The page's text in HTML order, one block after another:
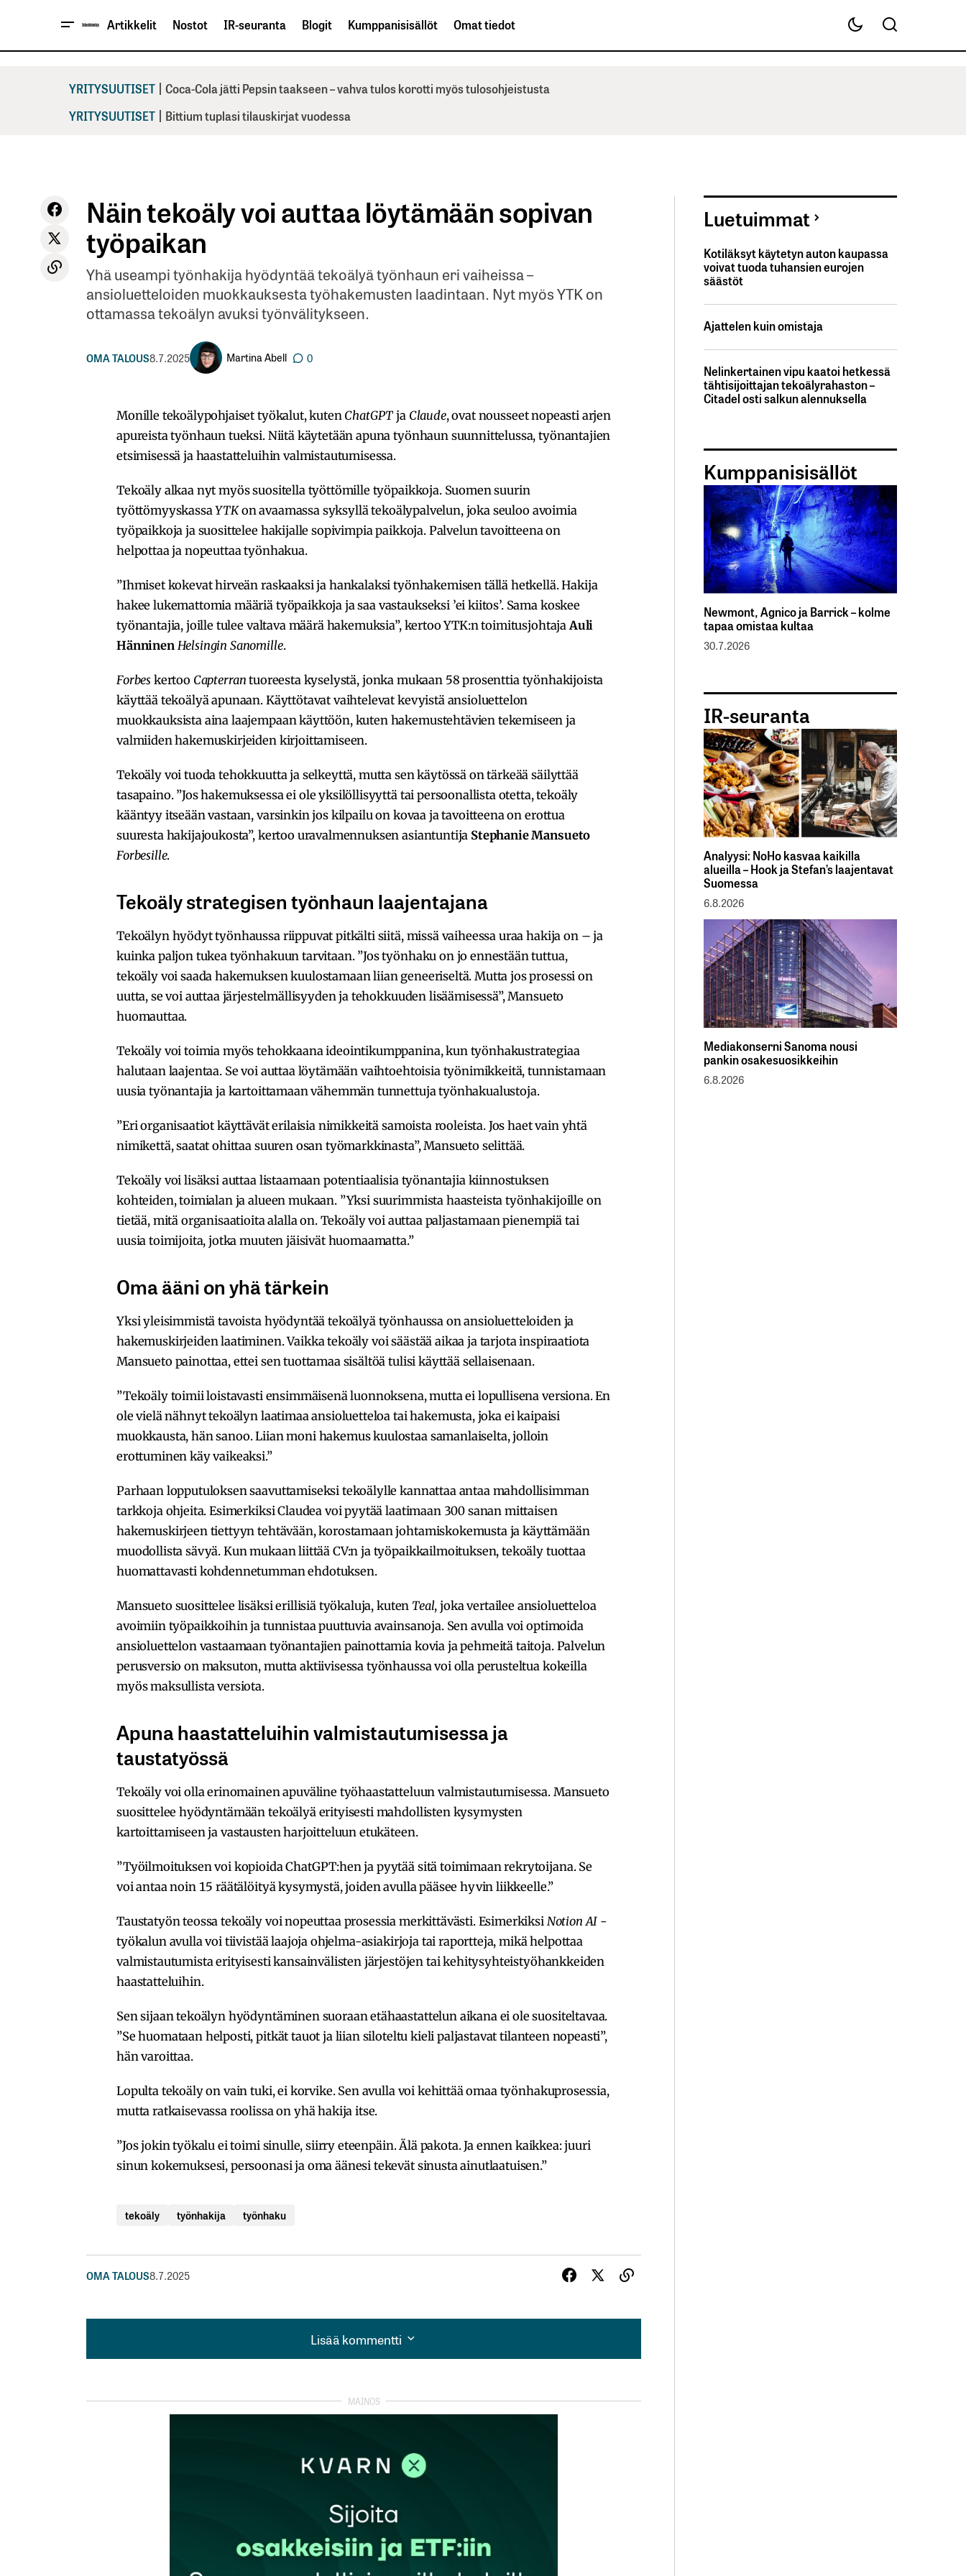
Artikkelit Nostot IR-seuranta Blogit Kumppanisisällöt Omat tiedot
YRITYSUUTISET | Coca-Cola jätti Pepsin taakseen – vahva tulos korotti myös tulosohjeistusta
YRITYSUUTISET | Bittium tuplasi tilauskirjat vuodessa
Näin tekoäly voi auttaa löytämään sopivan
työpaikan
Yhä useampi työnhakija hyödyntää tekoälyä työnhaun eri vaiheissa –
ansioluetteloiden muokkauksesta työhakemusten laadintaan. Nyt myös YTK on
ottamassa tekoälyn avuksi työnvälitykseen.
OMA TALOUS8.7.2025 Martina Abell 0
Monille tekoälypohjaiset työkalut, kuten ChatGPT ja Claude, ovat nousseet nopeasti arjen
apureista työnhaun tueksi. Niitä käytetään apuna työnhaun suunnittelussa, työnantajien
etsimisessä ja haastatteluihin valmistautumisessa.
Tekoäly alkaa nyt myös suositella työttömille työ­paikkoja. Suomen suurin
työttömyyskassaYTKon avaamassa syksyllä tekoälypalvelun, joka seuloo avoimia
työpaikkoja ja suosittelee hakijalle sopivimpia paikkoja. Palvelun tavoitteena on
helpottaa ja nopeuttaa työnhakua.
”Ihmiset kokevat hirveän raskaaksi ja hankalaksi työnhakemisen tällä hetkellä. Hakija
hakee lukemattomia määriä työpaikkoja ja saa vastaukseksi ’ei kiitos’. Sama koskee
työnantajia, joille tulee valtava määrä hakemuksia”, kertoo YTK:n toimitusjohtaja Auli
Hänninen Helsingin Sanomille.
Forbes kertoo Capterran tuoreesta kyselystä, jonka mukaan 58 prosenttia työnhakijoista
käyttää tekoälyä apunaan. Käyttötavat vaihtelevat kevyistä ansioluettelon
muokkauksista aina laajempaan käyttöön, kuten hakemustehtävien tekemiseen ja
valmiiden hakemuskirjeiden kirjoittamiseen.
Tekoäly voi tuoda tehokkuutta ja selkeyttä, mutta sen käytössä on tärkeää säilyttää
tasapaino. ”Jos hakemuksessa ei ole yksilöllisyyttä tai persoonallista otetta, tekoäly
kääntyy itseään vastaan, varsinkin jos kilpailu on kovaa ja tavoitteena on erottua
suuresta hakijajoukosta”, kertoo uravalmennuksen asiantuntija Stephanie Mansueto
Forbesille.
Tekoäly strategisen työnhaun laajentajana
Tekoälyn hyödyt työnhaussa riippuvat pitkälti siitä, missä vaiheessa uraa hakija on – ja
kuinka paljon tukea työnhakuun tarvitaan. ”Jos työnhaku on jo ennestään tuttua,
tekoäly voi saada hakemuksen kuulostamaan liian geneeriseltä. Mutta jos prosessi on
uutta, se voi auttaa järjestelmällisyyden ja tehokkuuden lisäämisessä”, Mansueto
huomauttaa.
Tekoäly voi toimia myös tehokkaana ideointikumppanina, kun työnhakustrategiaa
halutaan laajentaa. Se voi auttaa löytämään vaihtoehtoisia työnimikkeitä, tunnistamaan
uusia työnantajia ja kartoittamaan vähemmän tunnettuja työnhakualustoja.
”Eri organisaatiot käyttävät erilaisia nimikkeitä samoista rooleista. Jos haet vain yhtä
nimikettä, saatat ohittaa suuren osan työmarkkinasta”, Mansueto selittää.
Tekoäly voi lisäksi auttaa listaamaan potentiaalisia työnantajia kiinnostuksen
kohteiden, toimialan ja alueen mukaan. ”Yksi suurimmista haasteista työnhakijoille on
tietää, mitä organisaatioita alalla on. Tekoäly voi auttaa paljastamaan pienempiä tai
uusia toimijoita, jotka muuten jäisivät huomaamatta.”
Oma ääni on yhä tärkein
Yksi yleisimmistä tavoista hyödyntää tekoälyä työnhaussa on ansioluetteloiden ja
hakemuskirjeiden laatiminen. Vaikka tekoäly voi säästää aikaa ja tarjota inspiraatiota
Mansueto painottaa, ettei sen tuottamaa sisältöä tulisi käyttää sellaisenaan.
”Tekoäly toimii loistavasti ensimmäisenä luonnoksena, mutta ei lopullisena versiona. En
ole vielä nähnyt tekoälyn laatimaa ansioluetteloa tai hakemusta, joka ei kaipaisi
muokkausta, hän sanoo. Liian moni hakemus kuulostaa samanlaiselta, jolloin
erottuminen käy vaikeaksi.”
Parhaan lopputuloksen saavuttamiseksi tekoälylle kannattaa antaa mahdollisimman
tarkkoja ohjeita. Esimerkiksi Claudea voi pyytää laatimaan 300 sanan mittaisen
hakemuskirjeen tiettyyn tehtävään, korostamaan johtamiskokemusta ja käyttämään
muodollista sävyä. Kun mukaan liittää CV:n ja työpaikkailmoituksen, tekoäly tuottaa
huomattavasti kohdennetumman ehdotuksen.
Mansueto suosittelee lisäksi erillisiä työkaluja, kuten Teal, joka vertailee ansioluetteloa
avoimiin työpaikkoihin ja tunnistaa puuttuvia avainsanoja. Sen avulla voi optimoida
ansioluettelon vastaamaan työnantajien painottamia kovia ja pehmeitä taitoja. Palvelun
perusversio on maksuton, mutta aktiivisessa työnhaussa voi olla perusteltua kokeilla
myös maksullista versiota.
Apuna haastatteluihin valmistautumisessa ja
taustatyössä
Tekoäly voi olla erinomainen apuväline työhaastatteluun valmistautumisessa. Mansueto
suosittelee hyödyntämään tekoälyä erityisesti mahdollisten kysymysten
kartoittamiseen ja vastausten harjoitteluun etukäteen.
”Työilmoituksen voi kopioida ChatGPT:hen ja pyytää sitä toimimaan rekrytoijana. Se
voi antaa noin 15 räätälöityä kysymystä, joiden avulla pääsee hyvin liikkeelle.”
Taustatyön teossa tekoäly voi nopeuttaa prosessia merkittävästi. Esimerkiksi Notion AI -
työkalun avulla voi tiivistää laajoja ohjelma-asiakirjoja tai raportteja, mikä helpottaa
valmistautumista erityisesti kansainvälisten järjestöjen tai kehitysyhteistyöhankkeiden
haastatteluihin.
Sen sijaan tekoälyn hyödyntäminen suoraan etähaastattelun aikana ei ole suositeltavaa.
”Se huomataan helposti, pitkät tauot ja liian siloteltu kieli paljastavat tilanteen nopeasti”,
hän varoittaa.
Lopulta tekoäly on vain tuki, ei korvike. Sen avulla voi kehittää omaa työnhakuprosessia,
mutta ratkaisevassa roolissa on yhä hakija itse.
”Jos jokin työkalu ei toimi sinulle, siirry eteenpäin. Älä pakota. Ja ennen kaikkea: juuri
sinun kokemuksesi, persoonasi ja oma äänesi tekevät sinusta ainutlaatuisen.”
tekoäly työnhakija työnhaku
OMA TALOUS8.7.2025
Lisää kommentti
Lisää kommentti
Luetuimmat
Kotiläksyt käytetyn auton kaupassa
voivat tuoda tuhansien eurojen
säästöt
Ajattelen kuin omistaja
Nelinkertainen vipu kaatoi hetkessä
tähtisijoittajan tekoälyrahaston –
Citadel osti salkun alennuksella
Kumppanisisällöt
Newmont, Agnico ja Barrick – kolme
tapaa omistaa kultaa
30.7.2026
IR-seuranta
Analyysi: NoHo kasvaa kaikilla
alueilla – Hook ja Stefan’s laajentavat
Suomessa
6.8.2026
Mediakonserni Sanoma nousi
pankin osakesuosikkeihin
6.8.2026